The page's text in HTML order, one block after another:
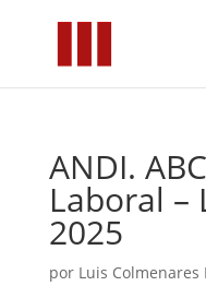
ANDI.
Laboral –
2025
por Luis Colmenares